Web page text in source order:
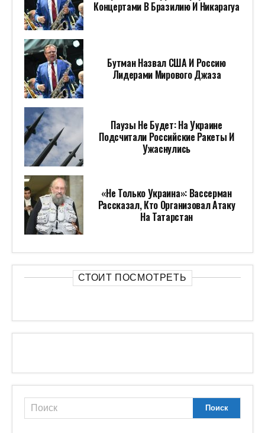
Концертами В Бразилию И Никарагуа
Бутман Назвал США И Россию
Лидерами Мирового Джаза
Паузы Не Будет: На Украине
Подсчитали Российские Ракеты И
Ужаснулись
«Не Только Украина»: Вассерман
Рассказал, Кто Организовал Атаку
На Татарстан
СТОИТ ПОСМОТРЕТЬ